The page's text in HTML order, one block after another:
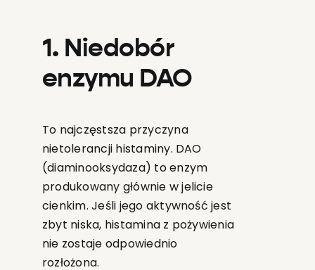
1. Niedobór
enzymu DAO
To najczęstsza przyczyna
nietolerancji histaminy. DAO
(diaminooksydaza) to enzym
produkowany głównie w jelicie
cienkim. Jeśli jego aktywność jest
zbyt niska, histamina z pożywienia
nie zostaje odpowiednio
rozłożona.